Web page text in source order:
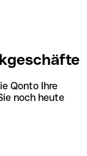
Qonto Ihre
noch heute